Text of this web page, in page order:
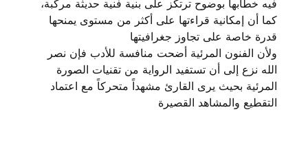
فيه خطابها بوضوح ترتكز على بنية فنية حديثة مركبة،
كما أن إمكانية قراءتها على أكثر من مستوى يمنحها
قدرة خاصة على تجاوز جغرافيتها
ولأن الفنون المرئية أضحت منافسة للأدب فإن نصر
الله نزع إلى أن تستفيد الرواية من تقنيات الصورة
المرئية بحيث يرى القارئ مشهداً متحركاً مع اعتماد
التقطيع والمشاهد القصيرة